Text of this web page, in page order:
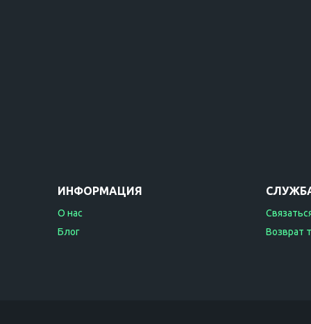
ИНФОРМАЦИЯ
О нас
Блог
Возврат